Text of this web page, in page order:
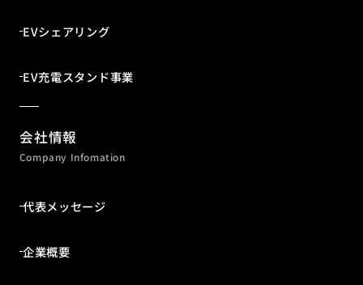
EVシェアリング
EV充電スタンド事業
会社情報
Company Infomation
代表メッセージ
企業概要